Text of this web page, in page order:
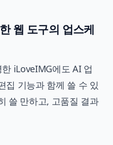
웹 도구의 업스케
한 iLoveIMG에도 AI 업
집 기능과 함께 쓸 수 있
쓸 만하고, 고품질 결과